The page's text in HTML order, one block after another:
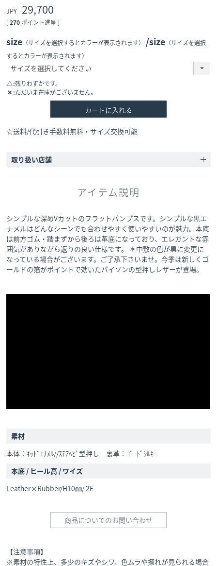
29,700
[ 270 ポイント進呈 ]
size （サイズを選択するとカラーが表示されます） size （サイズを選択
するとカラーが表示されます）
△ 残りわずかです。
✕ ただいま在庫がございません。
カートに入れる
☆送料/代引き手数料無料・サイズ交換可能
取り扱い店舗
アイテム説明
シンプルな深めVカットのフラットパンプスです。シンプルな黒エ
ナメルはどんなシーンでも合わせやすく使いやすいのが魅力。本底
は前方ゴム・踏まずから後ろは革底になっており、エレガントな雰
囲気がありながら返りの良い仕様です。 ＊中敷の色が黒に変更に
なっている場合がございます。ご了承下さいませ。今季は新しくゴ
ールドの箔がポイントで効いたパイソンの型押しレザーが登場。
素材
本体：ｷｯﾄﾞｴﾅﾒﾙ//ｽﾃｱﾍﾋﾞ型押し 裏革：ｺﾞｰﾄﾞｼﾙｷｰ
本底 / ヒール高 / ワイズ
Leather×Rubber/H10㎜/ 2E
商品についてのお問い合わせ
【注意事項】
※素材の特性上、多少のキズやシワ、色ムラや擦れが見られる場合